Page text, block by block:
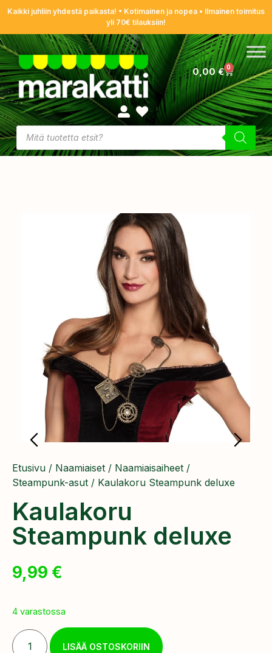
Kaikki juhliin yhdestä paikasta! • Kotimainen ja nopea • Ilmainen toimitus
yli 70€ tilauksiin!
0,00€ 0
Etusivu / Naamiaiset / Naamiaisaiheet /
Steampunk-asut / Kaulakoru Steampunk deluxe
Kaulakoru
Steampunk deluxe
9,99 €
4 varastossa
LISÄÄ OSTOSKORIIN